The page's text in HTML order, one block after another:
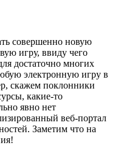
совершенно новую
игру, ввиду чего
достаточно многих
электронную игру в
скажем поклонники
какие-то
явно нет
веб-портал
Заметим что на